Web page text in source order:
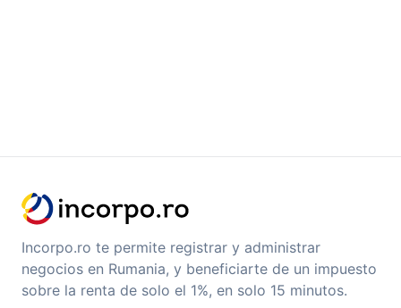
Incorpo.ro te permite registrar y administrar
negocios en Rumania, y beneficiarte de un impuesto
sobre la renta de solo el 1%, en solo 15 minutos.